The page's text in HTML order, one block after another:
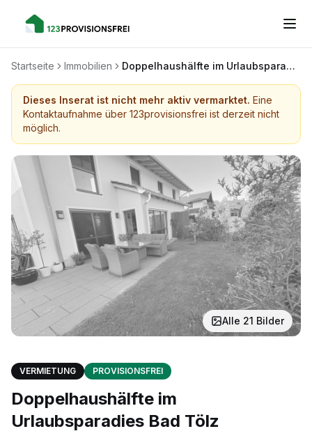
Startseite Immobilien Doppelhaushälfte im Urlaubsparadies Bad Tölz
Dieses Inserat ist nicht mehr aktiv vermarktet. Eine
Kontaktaufnahme über 123provisionsfrei ist derzeit nicht
möglich.
Alle 21 Bilder
VERMIETUNG PROVISIONSFREI
Doppelhaushälfte im
Urlaubsparadies Bad Tölz